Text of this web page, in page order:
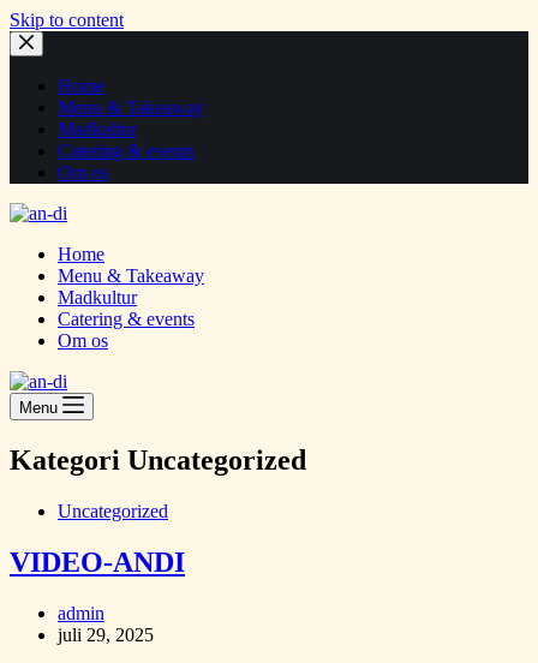
Skip to content
Home
Menu & Takeaway
Madkultur
Catering & events
Om os
Home
Menu & Takeaway
Madkultur
Catering & events
Om os
Menu
Kategori Uncategorized
Uncategorized
VIDEO-ANDI
admin
juli 29, 2025